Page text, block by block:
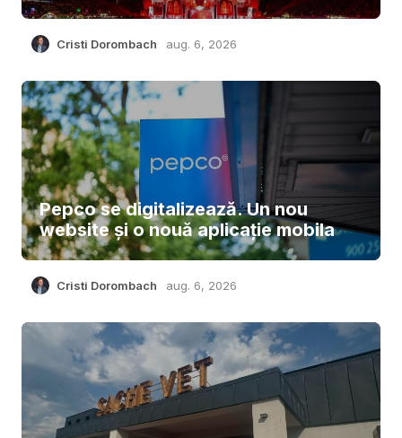
Cristi Dorombach aug. 6, 2026
Pepco se digitalizează. Un nou
website și o nouă aplicație mobila
Cristi Dorombach aug. 6, 2026